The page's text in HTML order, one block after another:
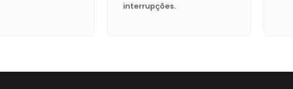
interrupções.